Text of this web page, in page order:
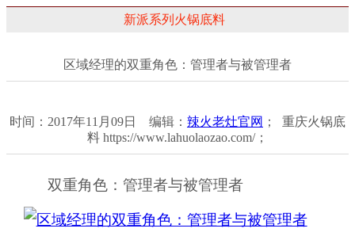
新派系列火锅底料
区域经理的双重角色：管理者与被管理者
时间：2017年11月09日 编辑： 辣火老灶官网 ； 重庆火锅底
料 https://www.lahuolaozao.com/；
双重角色：管理者与被管理者